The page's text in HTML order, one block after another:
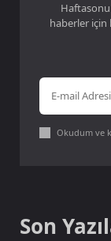
haberler için
Okudum ve
Son